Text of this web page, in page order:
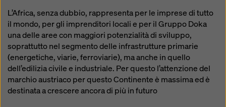
L’Africa, senza dubbio, rappresenta per le imprese di tutto
il mondo, per gli imprenditori locali e per il Gruppo Doka
una delle aree con maggiori potenzialità di sviluppo,
soprattutto nel segmento delle infrastrutture primarie
(energetiche, viarie, ferroviarie), ma anche in quello
dell’edilizia civile e industriale. Per questo l’attenzione del
marchio austriaco per questo Continente è massima ed è
destinata a crescere ancora di più in futuro